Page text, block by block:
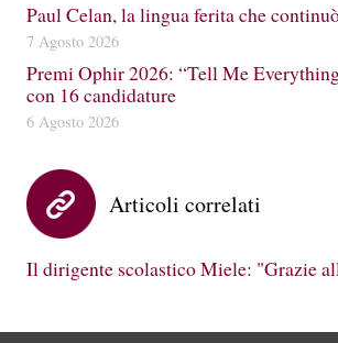
Paul Celan, la lingua ferita che
7 Agosto 2026
Premi Ophir 2026: “Tell Me
con 16 candidature
6 Agosto 2026
Articoli correlati
Il dirigente scolastico Miele: "Grazie